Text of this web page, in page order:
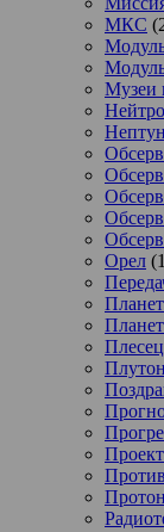
МКС
Музеи
Нептун
Орел
Плутон